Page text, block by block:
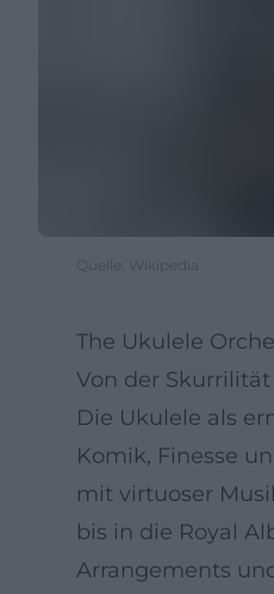
Quelle: Wikipedia
The Ukulele
Von der
Die Ukulele als
Komik, Finesse
mit virtuoser
bis in die Royal
Arrangements